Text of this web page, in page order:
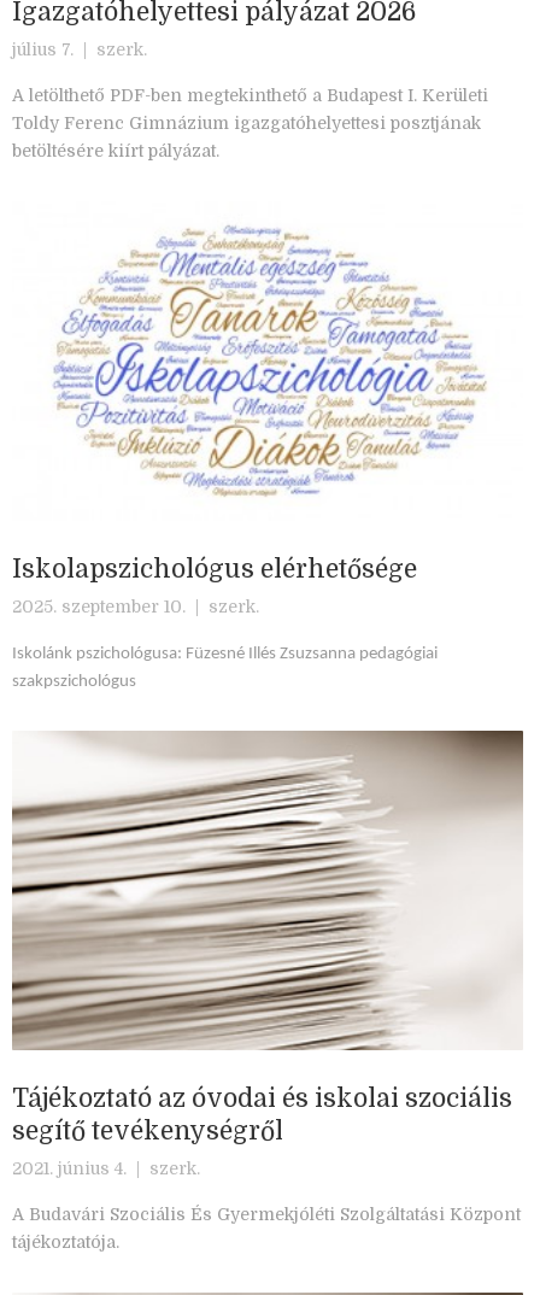
Igazgatóhelyettesi pályázat 2026
július 7. | szerk.
A letölthető PDF-ben megtekinthető a Budapest I. Kerületi
Toldy Ferenc Gimnázium igazgatóhelyettesi posztjának
betöltésére kiírt pályázat.
Iskolapszichológus elérhetősége
2025. szeptember 10. | szerk.
Iskolánk pszichológusa: Füzesné Illés Zsuzsanna pedagógiai
szakpszichológus
Tájékoztató az óvodai és iskolai szociális
segítő tevékenységről
2021. június 4. | szerk.
A Budavári Szociális És Gyermekjóléti Szolgáltatási Központ
tájékoztatója.